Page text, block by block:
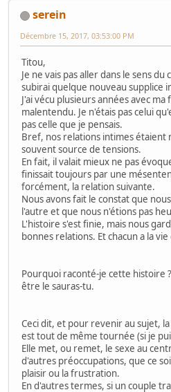
serein
Décembre 15, 2017, 03:53:00 PM
Titou,
Je ne vais pas aller dans le sens
subirai quelque nouveau supplice
J'ai vécu plusieurs années avec
malentendu. Je n'étais pas celui
pas celle que je pensais.
Bref, nos relations intimes étaient
souvent source de tensions.
En fait, il valait mieux ne pas
finissait toujours par une
forcément, la relation suivante.
Nous avons fait le constat que
l'autre et que nous n'étions pas
L'histoire s'est finie, mais nous
bonnes relations. Et chacun a la
Pourquoi raconté-je cette histoire
être le sauras-tu.
Ceci dit, et pour revenir au sujet,
est tout de même tournée (si je
Elle met, ou remet, le sexe au
d'autres préoccupations, que ce
plaisir ou la frustration.
En d'autres termes, si un couple